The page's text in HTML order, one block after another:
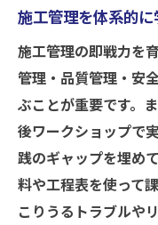
施工管理を体系的
施工管理の即戦力を
管理・品質管理・安
ぶことが重要です。
後ワークショップで
践のギャップを埋め
料や工程表を使って
こりうるトラブルや